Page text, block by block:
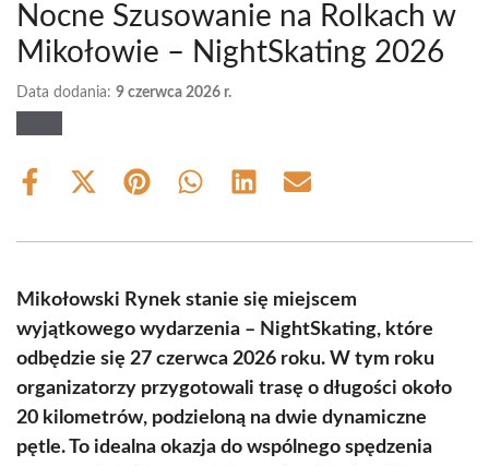
Nocne Szusowanie na Rolkach w
Mikołowie – NightSkating 2026
Data dodania: 9 czerwca 2026 r.
Share
Share
(Twitter)
Share Share Share Share
Mikołowski Rynek stanie się miejscem
wyjątkowego wydarzenia – NightSkating, które
odbędzie się 27 czerwca 2026 roku. W tym roku
organizatorzy przygotowali trasę o długości około
20 kilometrów, podzieloną na dwie dynamiczne
pętle. To idealna okazja do wspólnego spędzenia